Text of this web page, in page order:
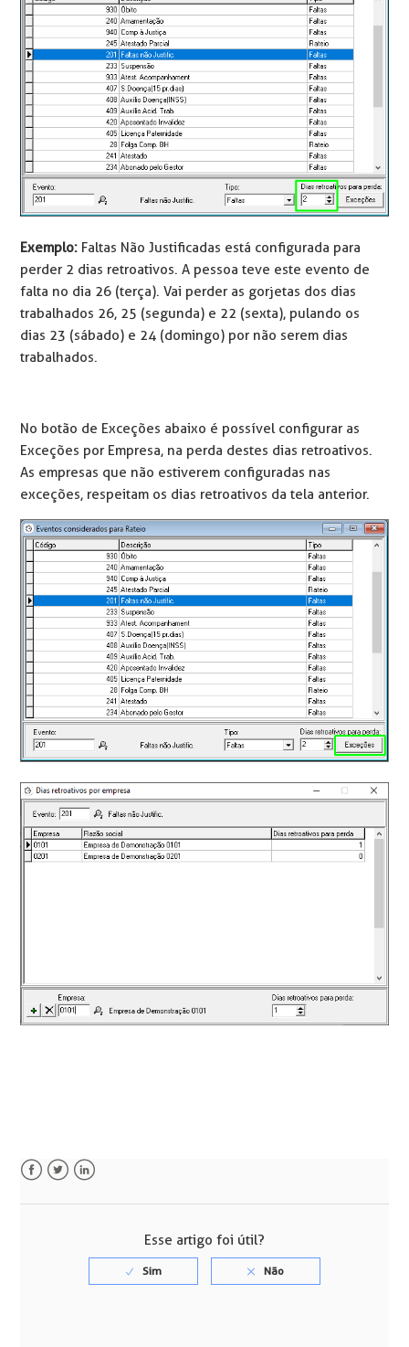
Exemplo: Faltas Não Justificadas está configurada para
perder 2 dias retroativos. A pessoa teve este evento de
falta no dia 26 (terça). Vai perder as gorjetas dos dias
trabalhados 26, 25 (segunda) e 22 (sexta), pulando os
dias 23 (sábado) e 24 (domingo) por não serem dias
trabalhados.
No botão de Exceções abaixo é possível configurar as
Exceções por Empresa, na perda destes dias retroativos.
As empresas que não estiverem configuradas nas
exceções, respeitam os dias retroativos da tela anterior.
Esse artigo foi útil?